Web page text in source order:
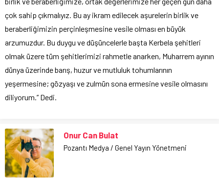
çok sahip çıkmalıyız. Bu ay ikram edilecek aşurelerin birlik ve
beraberliğimizin perçinleşmesine vesile olması en büyük
arzumuzdur. Bu duygu ve düşüncelerle başta Kerbela şehitleri
olmak üzere tüm şehitlerimizi rahmetle anarken, Muharrem ayının
dünya üzerinde barış, huzur ve mutluluk tohumlarının
yeşermesine; gözyaşı ve zulmün sona ermesine vesile olmasını
diliyorum.” Dedi.
Onur Can Bulat
Pozantı Medya / Genel Yayın Yönetmeni